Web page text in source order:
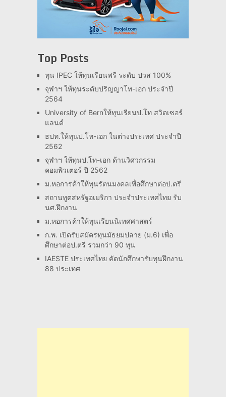
Top Posts
ทุน IPEC ให้ทุนเรียนฟรี ระดับ ปวส 100%
จุฬาฯ ให้ทุนระดับปริญญาโท-เอก ประจำปี
2564
University of Bernให้ทุนเรียนป.โท สวิตเซอร์
แลนด์
ธปท.ให้ทุนป.โท-เอก ในต่างประเทศ ประจำปี
2562
จุฬาฯ ให้ทุนป.โท-เอก ด้านวิศวกรรม
คอมพิวเตอร์ ปี 2562
ม.หอการค้าให้ทุนรัตนมงคลเพื่อศึกษาต่อป.ตรี
สถานทูตสหรัฐอเมริกา ประจำประเทศไทย รับ
นศ.ฝึกงาน
ม.หอการค้าให้ทุนเรียนนิเทศศาสตร์
ก.พ. เปิดรับสมัครทุนมัธยมปลาย (ม.6) เพื่อ
ศึกษาต่อป.ตรี รวมกว่า 90 ทุน
IAESTE ประเทศไทย คัดนักศึกษารับทุนฝึกงาน
88 ประเทศ